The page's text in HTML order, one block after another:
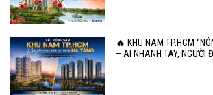
🔥 KHU NAM TP.HCM
– AI NHANH TAY, NGƯỜI